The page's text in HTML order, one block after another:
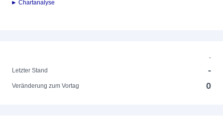
► Chartanalyse
-
Letzter Stand
-
Veränderung zum Vortag 0